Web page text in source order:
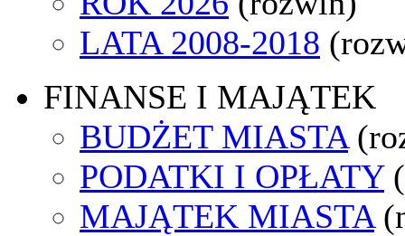
LATA 2008-2018
FINANSE I MAJĄTEK
BUDŻET MIASTA
PODATKI I OPŁATY
MAJĄTEK MIASTA